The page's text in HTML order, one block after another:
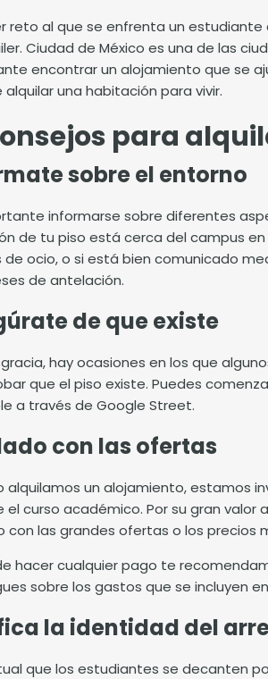
reto al que se enfrenta un
Ciudad de México es una de las
encontrar un alojamiento que se
alquilar una habitación para vivir.
para
sobre el entorno
informarse sobre diferentes
de tu piso está cerca del campus
de ocio, o si está bien comunicado
de antelación.
de que existe
hay ocasiones en los que
que el piso existe. Puedes
a través de Google Street.
con las ofertas
alquilamos un alojamiento, estamos
el curso académico. Por su gran
con las grandes ofertas o los precios
hacer cualquier pago te
sobre los gastos que se incluyen
la identidad del
que los estudiantes se decanten